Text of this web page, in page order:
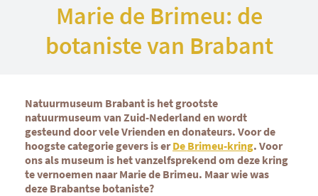
Marie de Brimeu: de
botaniste van Brabant
Natuurmuseum Brabant is het grootste
natuurmuseum van Zuid-Nederland en wordt
gesteund door vele Vrienden en donateurs. Voor de
hoogste categorie gevers is erDe Brimeu-kring. Voor
ons als museum is het vanzelfsprekend om deze kring
te vernoemen naar Marie de Brimeu. Maar wie was
deze Brabantse botaniste?